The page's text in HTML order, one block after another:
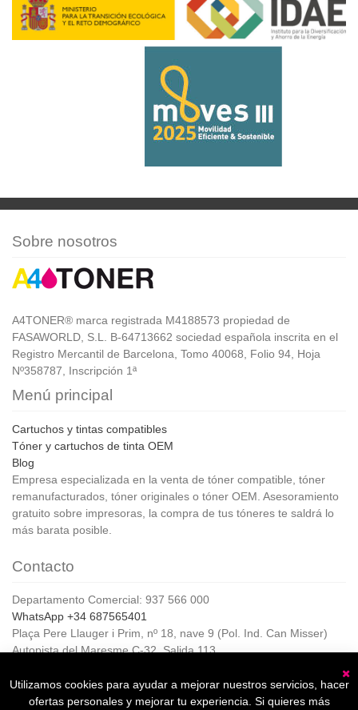
Sobre nosotros
A4TONER® marca registrada M4188573 propiedad de
FASAWORLD, S.L. B-64713662 sociedad española inscrita en el
Registro Mercantil de Barcelona, Tomo 40068, Folio 94, Hoja
Nº358787, Inscripción 1ª
Menú principal
Cartuchos y tintas compatibles
Tóner y cartuchos de tinta OEM
Blog
Empresa especializada en la venta de tóner compatible, tóner
remanufacturados, tóner originales o tóner OEM. Asesoramiento
gratuito sobre impresoras, la compra de tus tóneres te saldrá lo
más barata posible.
Contacto
Departamento Comercial: 937 566 000
WhatsApp +34 687565401
Plaça Pere Llauger i Prim, nº 18, nave 9 (Pol. Ind. Can Misser)
Autopista del Maresme C-32, Salida 113
Horario de Atención al cliente:
De lunes a jueves de 8:00 a 17:00,
Utilizamos cookies para ayudar a mejorar nuestros servicios, hacer
ofertas personales y mejorar tu experiencia. Si quieres más